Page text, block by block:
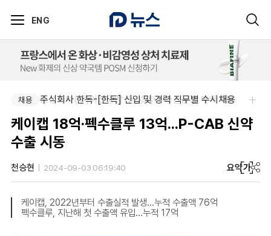
ENG
채용 주식회사 한독-[한독] 신입 및 경력 직무별 수시채용
채용 동성제약(주)아산공장-동성제약 아산공장 약사 채용
케이캡 18억·펙수클루 13억...P-CAB 신약
수출 시동
천승현 2024-09-03 06:19:40 요약가
케이캡, 2022년부터 수출실적 발생...누적 수출액 76억
펙수클루, 지난해 첫 수출액 유입...누적 17억